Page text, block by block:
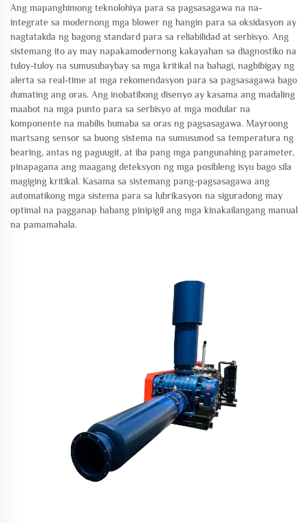
Ang mapanghimong teknolohiya para sa pagsasagawa na na-
integrate sa modernong mga blower ng hangin para sa oksidasyon ay
nagtatakda ng bagong standard para sa reliabilidad at serbisyo. Ang
sistemang ito ay may napakamodernong kakayahan sa diagnostiko na
tuloy-tuloy na sumusubaybay sa mga kritikal na bahagi, nagbibigay ng
alerta sa real-time at mga rekomendasyon para sa pagsasagawa bago
dumating ang oras. Ang inobatibong disenyo ay kasama ang madaling
maabot na mga punto para sa serbisyo at mga modular na
komponente na mabilis bumaba sa oras ng pagsasagawa. Mayroong
martsang sensor sa buong sistema na sumusunod sa temperatura ng
bearing, antas ng paguugit, at iba pang mga pangunahing parameter,
pinapagana ang maagang deteksyon ng mga posibleng isyu bago sila
magiging kritikal. Kasama sa sistemang pang-pagsasagawa ang
automatikong mga sistema para sa lubrikasyon na siguradong may
optimal na pagganap habang pinipigil ang mga kinakailangang manual
na pamamahala.